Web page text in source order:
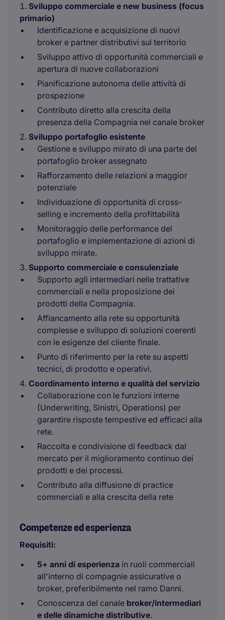
Sviluppo commerciale e new business (focus
primario)
Identificazione e acquisizione di nuovi
broker e partner distributivi sul territorio
Sviluppo attivo di opportunità commerciali e
apertura di nuove collaborazioni
Pianificazione autonoma delle attività di
prospezione
Contributo diretto alla crescita della
presenza della Compagnia nel canale broker
Sviluppo portafoglio esistente
Gestione e sviluppo mirato di una parte del
portafoglio broker assegnato
Rafforzamento delle relazioni a maggior
potenziale
Individuazione di opportunità di cross-
selling e incremento della profittabilità
Monitoraggio delle performance del
portafoglio e implementazione di azioni di
sviluppo mirate.
Supporto commerciale e consulenziale
Supporto agli intermediari nelle trattative
commerciali e nella proposizione dei
prodotti della Compagnia.
Affiancamento alla rete su opportunità
complesse e sviluppo di soluzioni coerenti
con le esigenze del cliente finale.
Punto di riferimento per la rete su aspetti
tecnici, di prodotto e operativi.
Coordinamento interno e qualità del servizio
Collaborazione con le funzioni interne
(Underwriting, Sinistri, Operations) per
garantire risposte tempestive ed efficaci alla
rete.
Raccolta e condivisione di feedback dal
mercato per il miglioramento continuo dei
prodotti e dei processi.
Contributo alla diffusione di practice
commerciali e alla crescita della rete
Competenze ed esperienza
Requisiti:
5+ anni di esperienza in ruoli commerciali
all'interno di compagnie assicurative o
broker, preferibilmente nel ramo Danni.
Conoscenza del canale broker/intermediari
e delle dinamiche distributive.